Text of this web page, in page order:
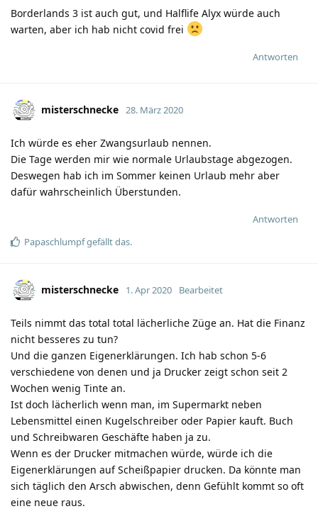
Borderlands 3 ist auch gut, und Halflife Alyx würde auch
warten, aber ich hab nicht covid frei
Antworten
misterschnecke 28. März 2020
Ich würde es eher Zwangsurlaub nennen.
Die Tage werden mir wie normale Urlaubstage abgezogen.
Deswegen hab ich im Sommer keinen Urlaub mehr aber
dafür wahrscheinlich Überstunden.
Antworten
Papaschlumpfgefällt das.
misterschnecke 1. Apr 2020 Bearbeitet
Teils nimmt das total total lächerliche Züge an. Hat die Finanz
nicht besseres zu tun?
Und die ganzen Eigenerklärungen. Ich hab schon 5-6
verschiedene von denen und ja Drucker zeigt schon seit 2
Wochen wenig Tinte an.
Ist doch lächerlich wenn man, im Supermarkt neben
Lebensmittel einen Kugelschreiber oder Papier kauft. Buch
und Schreibwaren Geschäfte haben ja zu.
Wenn es der Drucker mitmachen würde, würde ich die
Eigenerklärungen auf Scheißpapier drucken. Da könnte man
sich täglich den Arsch abwischen, denn Gefühlt kommt so oft
eine neue raus.